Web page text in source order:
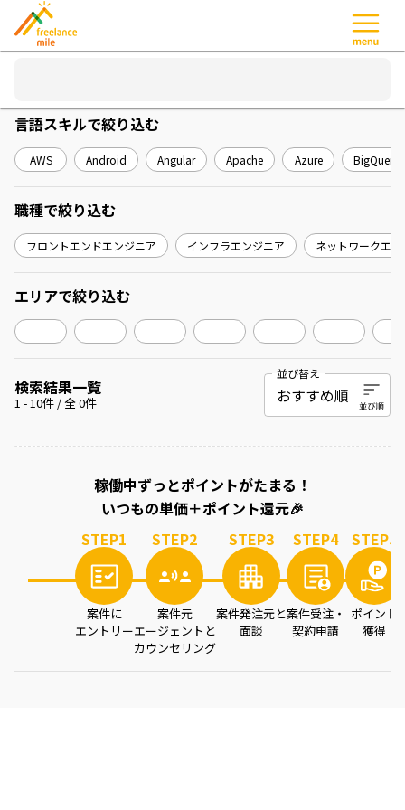
検索結果一覧
1 -10件 / 全0件
並び替え
言語スキルで絞り込む
AWS Android Angular Apache Azure BigQuery
職種で絞り込む
フロントエンドエンジニア インフラエンジニア ネットワークエ
エリアで絞り込む
稼働中ずっとポイントがたまる！
いつもの単価＋ポイント還元🎉
STEP1
案件に
エントリー
STEP2
案件元
エージェントと
カウンセリング
STEP3
案件発注元と
面談
STEP4
案件受注・
契約申請
STEP5
ポイント
獲得